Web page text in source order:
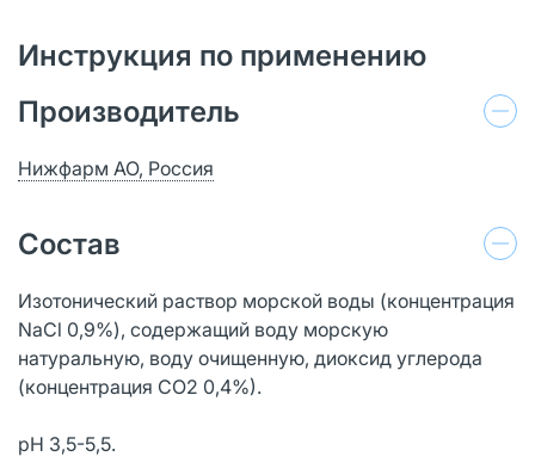
Инструкция по применению
Производитель
Нижфарм АО, Россия
Состав
Изотонический раствор морской воды (концентрация
NaCl 0,9%), содержащий воду морскую
натуральную, воду очищенную, диоксид углерода
(концентрация СО2 0,4%).
рН 3,5-5,5.